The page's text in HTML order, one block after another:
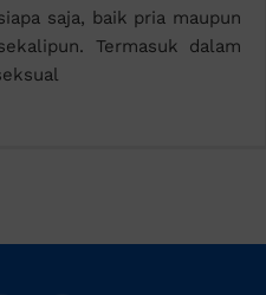
saja, baik pria maupun
Termasuk dalam